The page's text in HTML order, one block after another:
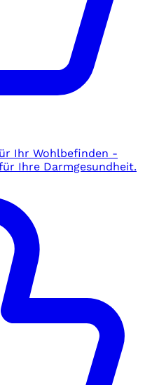
Ihr Wohlbefinden -
Ihre Darmgesundheit.